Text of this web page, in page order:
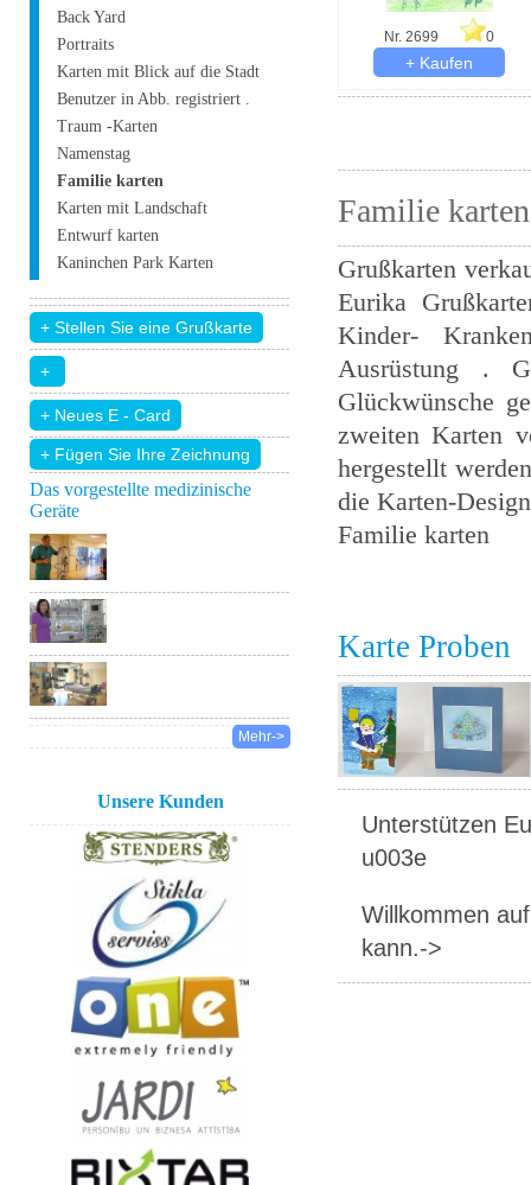
Back Yard
Portraits
Karten mit Blick auf die Stadt
Benutzer in Abb. registriert .
Traum -Karten
Namenstag
Familie karten
Karten mit Landschaft
Entwurf karten
Kaninchen Park Karten
+ Fügen Sie Ihre Zeichnung
Das vorgestellte medizinische
Geräte
Mehr->
Unsere Kunden
Nr. 2699 0
Familie karten
Grußkarten
Eurika
Kinder-
Ausrüstung .
Glückwünsche
zweiten Karten
hergestellt
die Karten-
Familie karten
Karte Proben
Unterstützen
u003e
Willkommen
kann.->